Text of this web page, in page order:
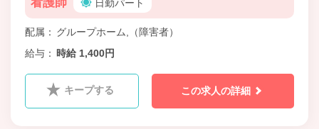
日勤パート
配属
グループホーム,（障害者）
給与
時給 1,400円
キープする この求人の詳細